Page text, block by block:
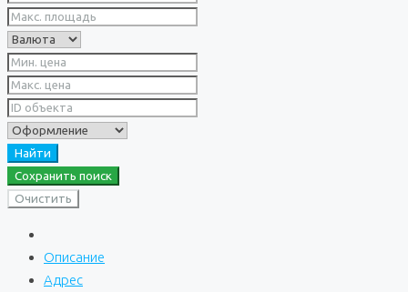
Найти
Сохранить поиск
Очистить
Описание
Адрес